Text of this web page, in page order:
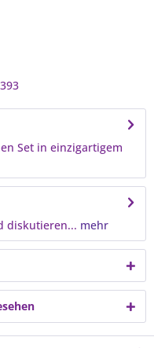
Set in einzigartigem
diskutieren... mehr